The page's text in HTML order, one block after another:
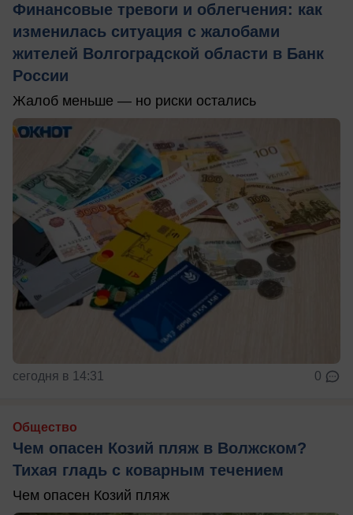
Финансовые тревоги и облегчения: как
изменилась ситуация с жалобами
жителей Волгоградской области в Банк
России
Жалоб меньше — но риски остались
сегодня в 14:31 0
Общество
Чем опасен Козий пляж в Волжском?
Тихая гладь с коварным течением
Чем опасен Козий пляж